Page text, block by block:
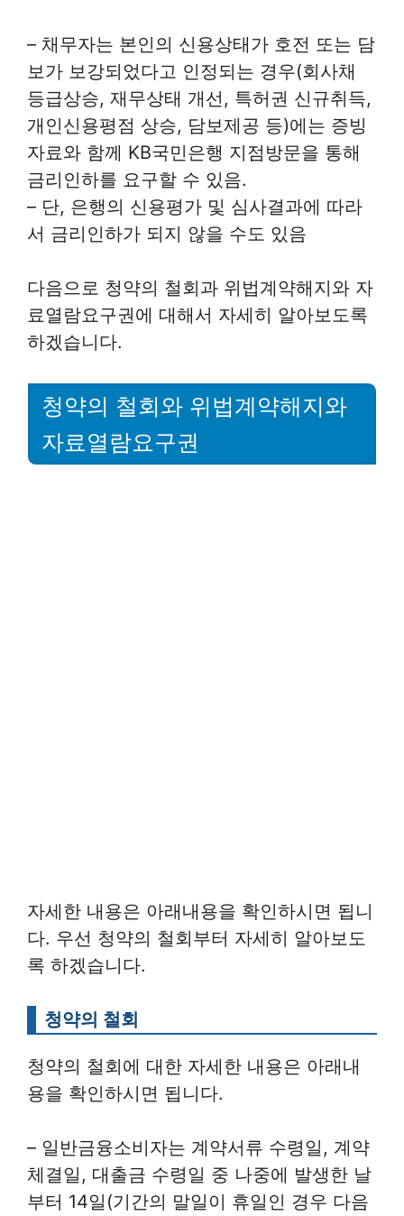
– 채무자는 본인의 신용상태가 호전 또는 담
보가 보강되었다고 인정되는 경우(회사채
등급상승, 재무상태 개선, 특허권 신규취득,
개인신용평점 상승, 담보제공 등)에는 증빙
자료와 함께 KB국민은행 지점방문을 통해
금리인하를 요구할 수 있음.
– 단, 은행의 신용평가 및 심사결과에 따라
서 금리인하가 되지 않을 수도 있음
다음으로 청약의 철회과 위법계약해지와 자
료열람요구권에 대해서 자세히 알아보도록
하겠습니다.
청약의 철회와 위법계약해지와
자료열람요구권
자세한 내용은 아래내용을 확인하시면 됩니
다. 우선 청약의 철회부터 자세히 알아보도
록 하겠습니다.
청약의 철회
청약의 철회에 대한 자세한 내용은 아래내
용을 확인하시면 됩니다.
– 일반금융소비자는 계약서류 수령일, 계약
체결일, 대출금 수령일 중 나중에 발생한 날
부터 14일(기간의 말일이 휴일인 경우 다음